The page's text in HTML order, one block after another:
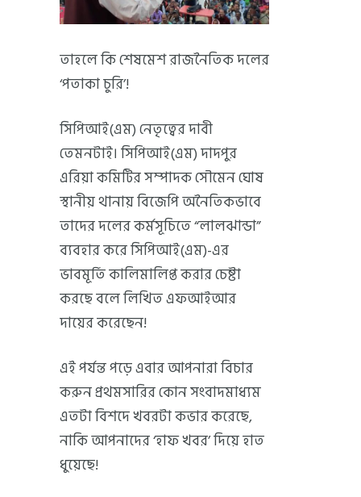
তাহলে কি শেষমেশ রাজনৈতিক দলের
‘পতাকা চুরি’!
সিপিআই(এম) নেতৃত্বের দাবী
তেমনটাই। সিপিআই(এম) দাদপুর
এরিয়া কমিটির সম্পাদক সৌমেন ঘোষ
স্থানীয় থানায় বিজেপি অনৈতিকভাবে
তাদের দলের কর্মসূচিতে “লালঝান্ডা”
ব্যবহার করে সিপিআই(এম)-এর
ভাবমূর্তি কালিমালিপ্ত করার চেষ্টা
করছে বলে লিখিত এফআইআর
দায়ের করেছেন!
এই পর্যন্ত পড়ে এবার আপনারা বিচার
করুন প্রথমসারির কোন সংবাদমাধ্যম
এতটা বিশদে খবরটা কভার করেছে,
নাকি আপনাদের ‘হাফ খবর’ দিয়ে হাত
ধুয়েছে!